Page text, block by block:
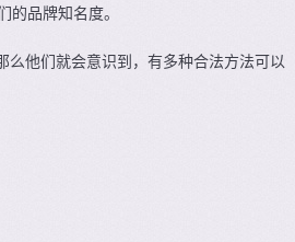
品牌知名度。
么他们就会意识到，有多种合法方法可以